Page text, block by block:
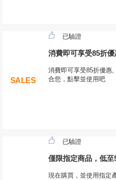
SALES
已驗證
消費即可享受85折
消費即可享受85折優惠
合您，點擊並使用吧
已驗證
僅限指定商品，低至
現在購買，並使用指定